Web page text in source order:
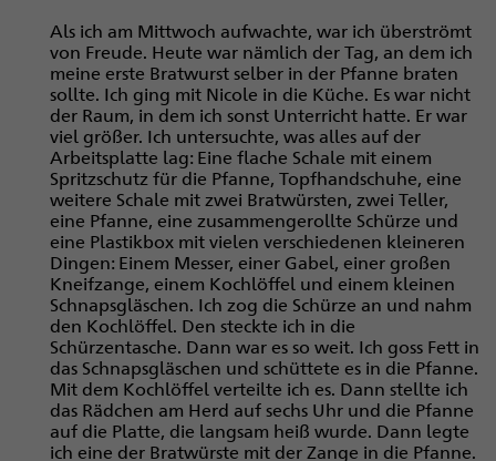
Als ich am Mittwoch aufwachte, war ich überströmt
von Freude. Heute war nämlich der Tag, an dem ich
meine erste Bratwurst selber in der Pfanne braten
sollte. Ich ging mit Nicole in die Küche. Es war nicht
der Raum, in dem ich sonst Unterricht hatte. Er war
viel größer. Ich untersuchte, was alles auf der
Arbeitsplatte lag: Eine flache Schale mit einem
Spritzschutz für die Pfanne, Topfhandschuhe, eine
weitere Schale mit zwei Bratwürsten, zwei Teller,
eine Pfanne, eine zusammengerollte Schürze und
eine Plastikbox mit vielen verschiedenen kleineren
Dingen: Einem Messer, einer Gabel, einer großen
Kneifzange, einem Kochlöffel und einem kleinen
Schnapsgläschen. Ich zog die Schürze an und nahm
den Kochlöffel. Den steckte ich in die
Schürzentasche. Dann war es so weit. Ich goss Fett in
das Schnapsgläschen und schüttete es in die Pfanne.
Mit dem Kochlöffel verteilte ich es. Dann stellte ich
das Rädchen am Herd auf sechs Uhr und die Pfanne
auf die Platte, die langsam heiß wurde. Dann legte
ich eine der Bratwürste mit der Zange in die Pfanne.